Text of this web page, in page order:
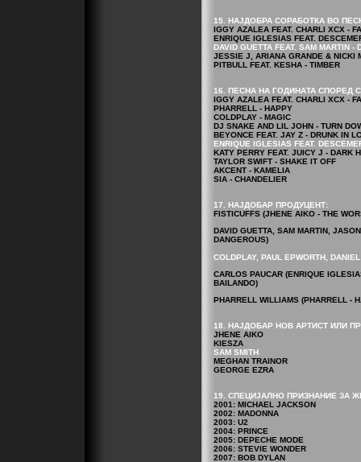
15. НАЈДОБРА СОРАБОТКА ВО
IGGY AZALEA FEAT. CHARLI XCX -
ENRIQUE IGLESIAS FEAT.
DAVID GUETTA FEAT. SAM MARTIN -
JESSIE J, ARIANA GRANDE & NICKI
PITBULL FEAT. KESHA - TIMBER
16. ПЕСНА НА ГОДИНАТА СПОРЕД
IGGY AZALEA FEAT. CHARLI XCX -
PHARRELL - HAPPY
COLDPLAY - MAGIC
DJ SNAKE AND LIL JOHN - TURN
BEYONCE FEAT. JAY Z - DRUNK IN
ENRIQUE IGLESIAS FEAT.
KATY PERRY FEAT. JUICY J - DARK
TAYLOR SWIFT - SHAKE IT OFF
AKCENT - KAMELIA
SIA - CHANDELIER
17. НАЈДОБАР ПРОДУЦЕНТ:
FISTICUFFS (JHENE AIKO - THE
DAVID GUETTA, SAM MARTIN,
DANGEROUS)
COLDPLAY, PAUL EPWORTH,
CARLOS PAUCAR (ENRIQUE
BAILANDO)
PHARRELL WILLIAMS (PHARRELL -
18. НАЈДОБАР НОВ АРТИСТ ИЛИ
JHENE AIKO
KIESZA
SAM SMITH
MEGHAN TRAINOR
GEORGE EZRA
19. СПЕЦИЈАЛНО ПРИЗНАНИЕ ЗА
2001: MICHAEL JACKSON
2002: MADONNA
2003: U2
2004: PRINCE
2005: DEPECHE MODE
2006: STEVIE WONDER
2007: BOB DYLAN